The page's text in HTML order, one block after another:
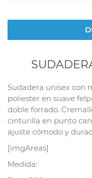
Sudadera unisex con
poliester en suave
doble forrado.
cinturilla en punto
ajuste cómodo y
[imgAreas]
Medida: